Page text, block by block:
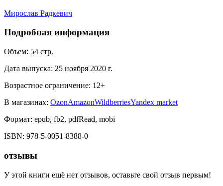
Мирослав Радкевич
Подробная информация
Объем: 54 стр.
Дата выпуска: 25 ноября 2020 г.
Возрастное ограничение: 12+
В магазинах: OzonAmazonWildberriesYandex market
Формат: epub, fb2, pdfRead, mobi
ISBN: 978-5-0051-8388-0
отзывы
У этой книги ещё нет отзывов, оставьте свой отзыв первым!